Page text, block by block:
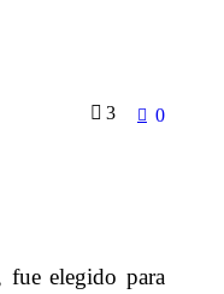
3 0
fue elegido para